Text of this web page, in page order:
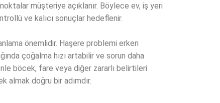
müşteriye açıklanır. Böylece ev, iş yeri
ve kalıcı sonuçlar hedeflenir.
önemlidir. Haşere problemi erken
çoğalma hızı artabilir ve sorun daha
böcek, fare veya diğer zararlı belirtileri
doğru bir adımdır.